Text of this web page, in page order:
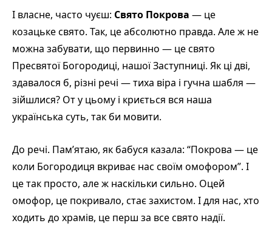
І власне, часто чуєш: Свято Покрова — це
козацьке свято. Так, це абсолютно правда. Але ж не
можна забувати, що первинно — це свято
Пресвятої Богородиці, нашої Заступниці. Як ці дві,
здавалося б, різні речі — тиха віра і гучна шабля —
зійшлися? От у цьому і криється вся наша
українська суть, так би мовити.
До речі. Пам’ятаю, як бабуся казала: “Покрова — це
коли Богородиця вкриває нас своїм омофором”. І
це так просто, але ж наскільки сильно. Оцей
омофор, це покривало, стає захистом. І для нас, хто
ходить до храмів, це перш за все свято надії.